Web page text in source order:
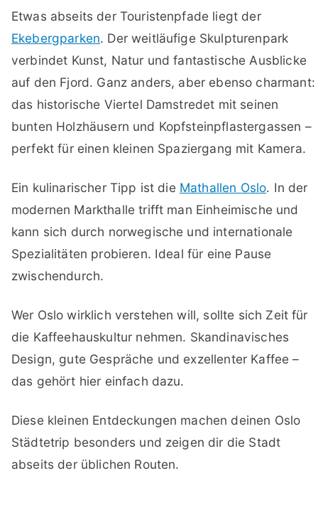
Etwas abseits der Touristenpfade liegt der
Ekebergparken. Der weitläufige Skulpturenpark
verbindet Kunst, Natur und fantastische Ausblicke
auf den Fjord. Ganz anders, aber ebenso charmant:
das historische Viertel Damstredet mit seinen
bunten Holzhäusern und Kopfsteinpflastergassen –
perfekt für einen kleinen Spaziergang mit Kamera.
Ein kulinarischer Tipp ist die Mathallen Oslo. In der
modernen Markthalle trifft man Einheimische und
kann sich durch norwegische und internationale
Spezialitäten probieren. Ideal für eine Pause
zwischendurch.
Wer Oslo wirklich verstehen will, sollte sich Zeit für
die Kaffeehauskultur nehmen. Skandinavisches
Design, gute Gespräche und exzellenter Kaffee –
das gehört hier einfach dazu.
Diese kleinen Entdeckungen machen deinen Oslo
Städtetrip besonders und zeigen dir die Stadt
abseits der üblichen Routen.